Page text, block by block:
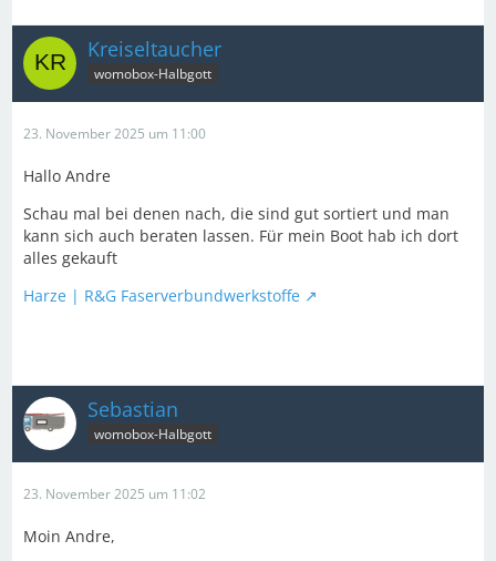
Kreiseltaucher
womobox-Halbgott
23. November 2025 um 11:00
Hallo Andre
Schau mal bei denen nach, die sind gut sortiert und man
kann sich auch beraten lassen. Für mein Boot hab ich dort
alles gekauft
Harze | R&G Faserverbundwerkstoffe
Sebastian
womobox-Halbgott
23. November 2025 um 11:02
Moin Andre,